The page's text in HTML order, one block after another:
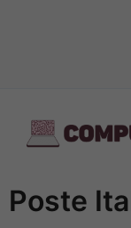
contenuto
Poste